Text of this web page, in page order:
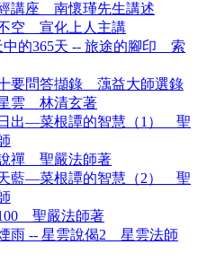
講座 南懷瑾先生講述
空 宣化上人主講
中的365天 -- 旅途的腳印 索
要問答擷錄 蕅益大師選錄
雲 林清玄著
出—菜根譚的智慧（1） 聖
禪 聖嚴法師著
藍—菜根譚的智慧（2） 聖
聖嚴法師著
雨 -- 星雲說偈2 星雲法師